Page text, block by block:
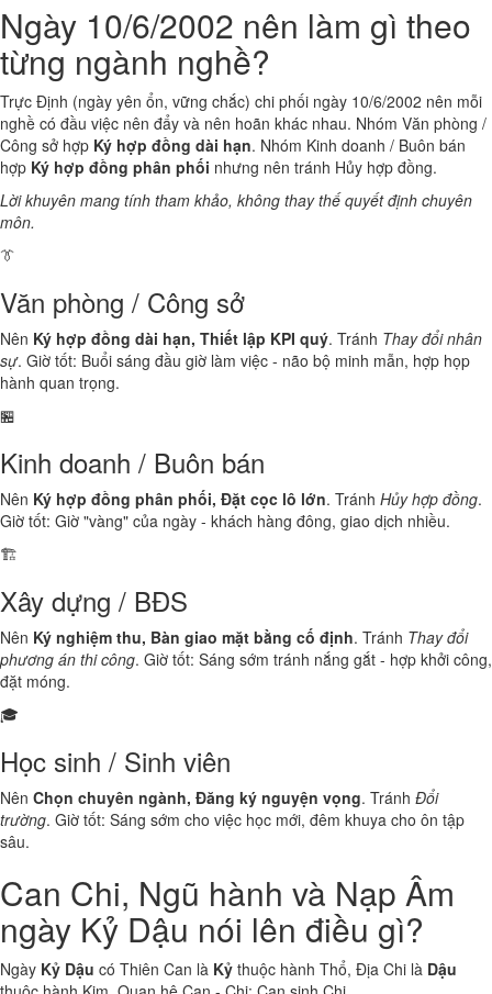
Ngày 10/6/2002 nên làm gì theo
từng ngành nghề?
Trực Định (ngày yên ổn, vững chắc) chi phối ngày 10/6/2002 nên mỗi
nghề có đầu việc nên đẩy và nên hoãn khác nhau. Nhóm Văn phòng /
Công sở hợp Ký hợp đồng dài hạn. Nhóm Kinh doanh / Buôn bán
hợp Ký hợp đồng phân phối nhưng nên tránh Hủy hợp đồng.
Lời khuyên mang tính tham khảo, không thay thế quyết định chuyên
môn.
👔
Văn phòng / Công sở
Nên Ký hợp đồng dài hạn, Thiết lập KPI quý. Tránh Thay đổi nhân
sự. Giờ tốt: Buổi sáng đầu giờ làm việc - não bộ minh mẫn, hợp họp
hành quan trọng.
🏪
Kinh doanh / Buôn bán
Nên Ký hợp đồng phân phối, Đặt cọc lô lớn. Tránh Hủy hợp đồng.
Giờ tốt: Giờ "vàng" của ngày - khách hàng đông, giao dịch nhiều.
🏗️
Xây dựng / BĐS
Nên Ký nghiệm thu, Bàn giao mặt bằng cố định. Tránh Thay đổi
phương án thi công. Giờ tốt: Sáng sớm tránh nắng gắt - hợp khởi công,
đặt móng.
🎓
Học sinh / Sinh viên
Nên Chọn chuyên ngành, Đăng ký nguyện vọng. Tránh Đổi
trường. Giờ tốt: Sáng sớm cho việc học mới, đêm khuya cho ôn tập
sâu.
Can Chi, Ngũ hành và Nạp Âm
ngày Kỷ Dậu nói lên điều gì?
Ngày Kỷ Dậu có Thiên Can là Kỷ thuộc hành Thổ, Địa Chi là Dậu